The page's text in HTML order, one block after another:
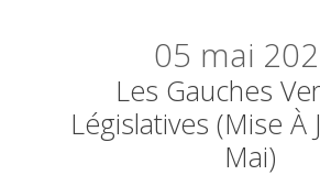
05 mai
Les Gauches
Législatives (mise À
Mai)